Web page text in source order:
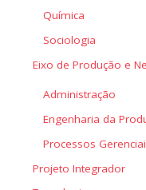
Química
Sociologia
Eixo de Produção e
Administração
Engenharia da
Processos
Projeto Integrador